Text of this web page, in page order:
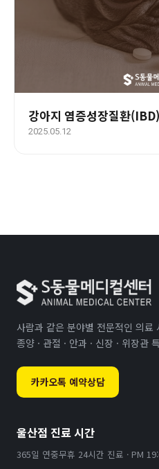
강아지 염증성장질환
2025.05.12
사람과 같은 분야별 전문적인 의료
종양 · 관절 · 안과 · 신장 · 위장관
카카오톡 예약상담
울산점 진료 시간
365일 연중무휴 24시간 진료 · PM